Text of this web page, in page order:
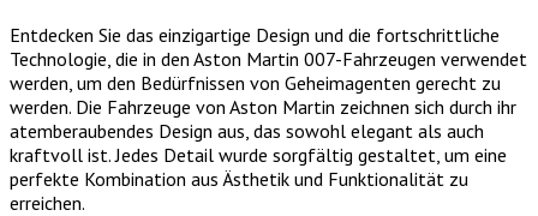
Entdecken Sie das einzigartige Design und die fortschrittliche
Technologie, die in den Aston Martin 007-Fahrzeugen verwendet
werden, um den Bedürfnissen von Geheimagenten gerecht zu
werden. Die Fahrzeuge von Aston Martin zeichnen sich durch ihr
atemberaubendes Design aus, das sowohl elegant als auch
kraftvoll ist. Jedes Detail wurde sorgfältig gestaltet, um eine
perfekte Kombination aus Ästhetik und Funktionalität zu
erreichen.